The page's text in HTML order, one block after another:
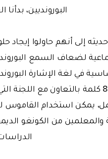
البورونديين،
إلى أنهم حاولوا
لضعاف السمع
في لغة الإشارة
للغة الإشارة يضم 850 كلمة
يمكن استخدام
من الكونغو